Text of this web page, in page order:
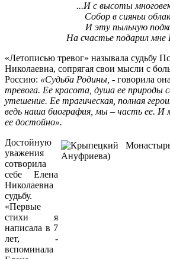
...И с высоты
Собор в сияньи
И эту пыльную
На счастье подарил мне
«Летописью тревог» называла судьбу
Николаевна, сопрягая свои мысли с
Россию: «Судьба Родины, - говорила
тревога. Ее красота, душа ее природы
утешение. Ее трагическая, полная
ведь наша биография, мы – часть ее.
ее достойно».
Достойную
уважения
сотворила
себе Елена
Николаевна
судьбу.
«Первые
стихи я
написала в 7
лет, -
вспоминала